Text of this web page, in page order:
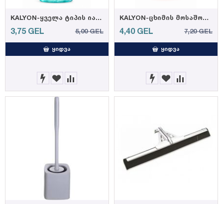
KALYON-ყველა ტიპის იატაკის საწმენდი საშუალება, გაზაფხულის სურნელით 1000მლ (12)
3,75 GEL 5,00 GEL
ᲧᲘᲓᲕᲐ
KALYON-ცხიმის მოსაშორებელი სპრეი 750 მლ (12)
4,40 GEL 7,20 GEL
ᲧᲘᲓᲕᲐ